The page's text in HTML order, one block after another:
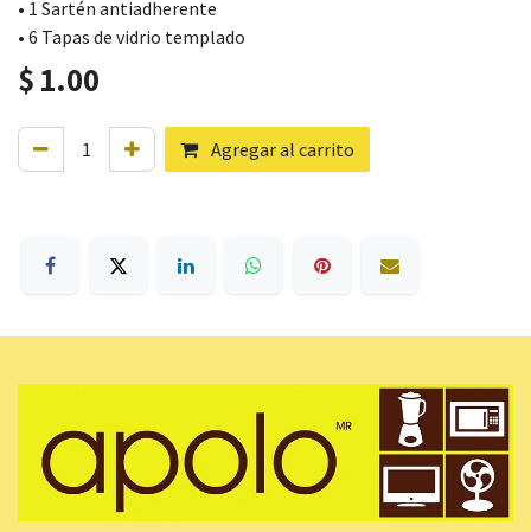
• 1 Sartén antiadherente
• 6 Tapas de vidrio templado
$1.00
Agregar al carrito